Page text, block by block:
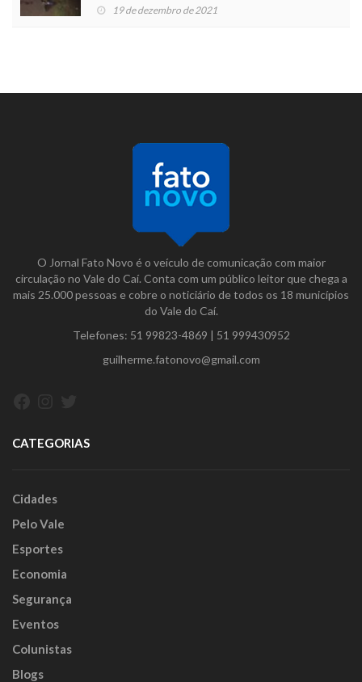
19 de dezembro de 2021
O Jornal Fato Novo é o veículo de comunicação com maior
circulação no Vale do Caí. Conta com um público leitor que chega a
mais 25.000 pessoas e cobre o noticiário de todos os 18 municípios
do Vale do Caí.
Telefones: 51 99823-4869 | 51 999430952
guilherme.fatonovo@gmail.com
CATEGORIAS
Cidades
Pelo Vale
Esportes
Economia
Segurança
Eventos
Colunistas
Blogs